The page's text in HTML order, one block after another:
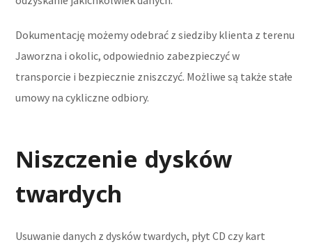
Dokumentację możemy odebrać z siedziby klienta z terenu
Jaworzna i okolic, odpowiednio zabezpieczyć w
transporcie i bezpiecznie zniszczyć. Możliwe są także stałe
umowy na cykliczne odbiory.
Niszczenie dysków
twardych
Usuwanie danych z dysków twardych, płyt CD czy kart